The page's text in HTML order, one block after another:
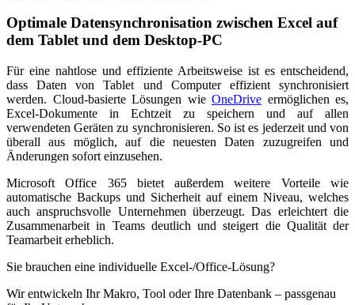
Optimale Datensynchronisation zwischen Excel auf
dem Tablet und dem Desktop-PC
Für eine nahtlose und effiziente Arbeitsweise ist es entscheidend,
dass Daten von Tablet und Computer effizient synchronisiert
werden. Cloud-basierte Lösungen wie OneDrive ermöglichen es,
Excel-Dokumente in Echtzeit zu speichern und auf allen
verwendeten Geräten zu synchronisieren. So ist es jederzeit und von
überall aus möglich, auf die neuesten Daten zuzugreifen und
Änderungen sofort einzusehen.
Microsoft Office 365 bietet außerdem weitere Vorteile wie
automatische Backups und Sicherheit auf einem Niveau, welches
auch anspruchsvolle Unternehmen überzeugt. Das erleichtert die
Zusammenarbeit in Teams deutlich und steigert die Qualität der
Teamarbeit erheblich.
Sie brauchen eine individuelle Excel-/Office-Lösung?
Wir entwickeln Ihr Makro, Tool oder Ihre Datenbank – passgenau